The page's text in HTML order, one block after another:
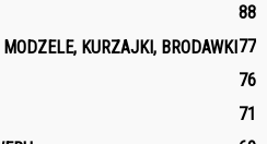
88
KURZAJKI, BRODAWKI77
76
71